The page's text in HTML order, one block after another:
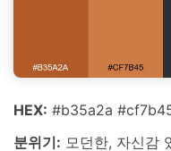
HEX: #b35a2a
분위기: 모던한, 자신감